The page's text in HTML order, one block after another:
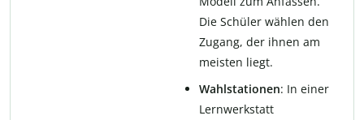
Die Schüler wählen den
Zugang, der ihnen am
meisten liegt.
Wahlstationen: In einer
Lernwerkstatt